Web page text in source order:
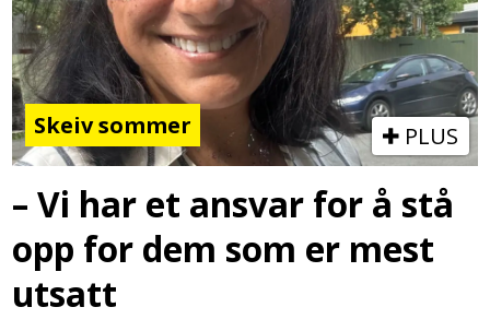
Skeiv sommer PLUS
– Vi har et ansvar for å stå
opp for dem som er mest
utsatt